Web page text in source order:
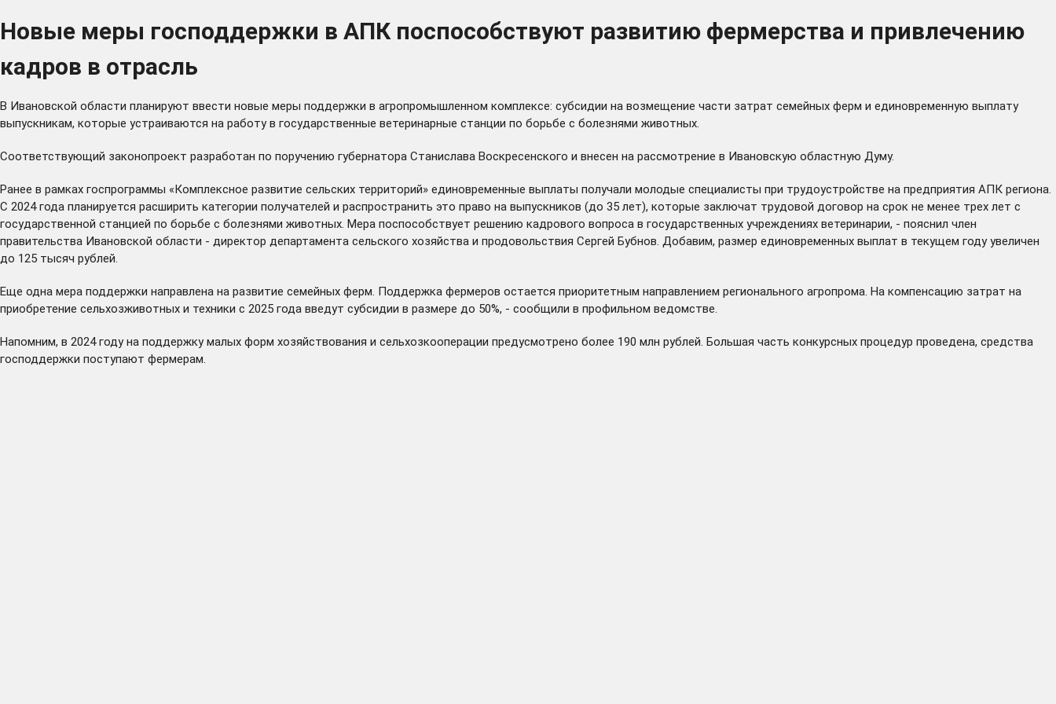
Новые меры господдержки в АПК поспособствуют развитию фермерства и привлечению
кадров в отрасль
В Ивановской области планируют ввести новые меры поддержки в агропромышленном комплексе: субсидии на возмещение части затрат семейных ферм и единовременную выплату
выпускникам, которые устраиваются на работу в государственные ветеринарные станции по борьбе с болезнями животных.
Соответствующий законопроект разработан по поручению губернатора Станислава Воскресенского и внесен на рассмотрение в Ивановскую областную Думу.
Ранее в рамках госпрограммы «Комплексное развитие сельских территорий» единовременные выплаты получали молодые специалисты при трудоустройстве на предприятия АПК региона.
С 2024 года планируется расширить категории получателей и распространить это право на выпускников (до 35 лет), которые заключат трудовой договор на срок не менее трех лет с
государственной станцией по борьбе с болезнями животных. Мера поспособствует решению кадрового вопроса в государственных учреждениях ветеринарии, - пояснил член
правительства Ивановской области - директор департамента сельского хозяйства и продовольствия Сергей Бубнов. Добавим, размер единовременных выплат в текущем годуувеличен
до 125 тысяч рублей.
Еще одна мера поддержки направлена на развитие семейных ферм. Поддержка фермеров остается приоритетным направлением регионального агропрома. На компенсацию затрат на
приобретение сельхозживотных и техники с 2025 года введут субсидии в размере до 50%, - сообщили в профильном ведомстве.
Напомним, в 2024 году на поддержку малых форм хозяйствования и сельхозкооперации предусмотрено более 190 млн рублей. Большая часть конкурсных процедур проведена, средства
господдержки поступают фермерам.